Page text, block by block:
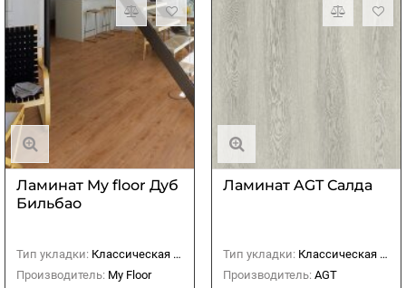
Ламинат My floor Дуб
Бильбао
Тип укладки: Классическая (прямая)
Производитель: My Floor
Ламинат AGT Салда
Тип укладки: Классическая (прямая)
Производитель: AGT